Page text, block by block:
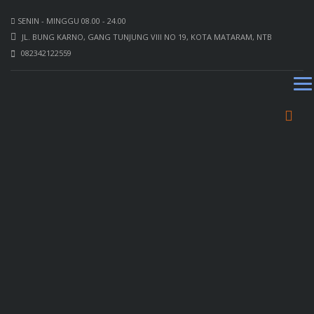
SENIN - MINGGU 08.00 - 24.00
JL. BUNG KARNO, GANG TUNJUNG VIII NO 19, KOTA MATARAM, NTB
082342122559